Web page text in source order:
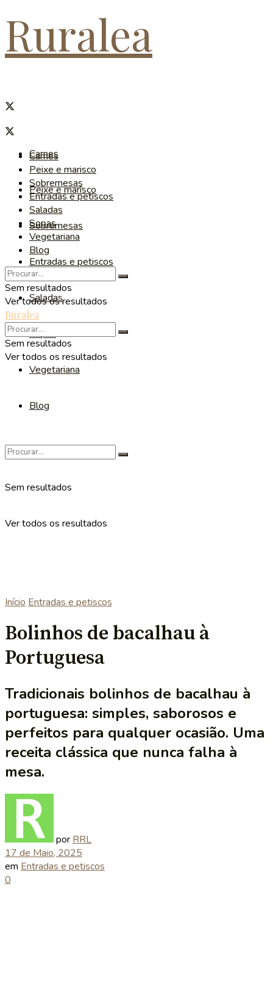
Ruralea
Carnes
Peixe e marisco
Sobremesas
Entradas e petiscos
Saladas
Sopas
Vegetariana
Blog
Sem resultados
Ver todos os resultados
Carnes
Peixe e marisco
Sobremesas
Entradas e petiscos
Saladas
Sopas
Vegetariana
Blog
Sem resultados
Ver todos os resultados
Ruralea
Sem resultados
Ver todos os resultados
Início Entradas e petiscos
Bolinhos de bacalhau à
Portuguesa
Tradicionais bolinhos de bacalhau à
portuguesa: simples, saborosos e
perfeitos para qualquer ocasião. Uma
receita clássica que nunca falha à
mesa.
por RRL
17 de Maio, 2025
em Entradas e petiscos
0